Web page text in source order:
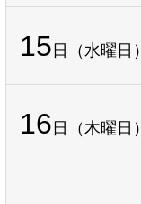
15 日（水曜日）
16 日（木曜日）